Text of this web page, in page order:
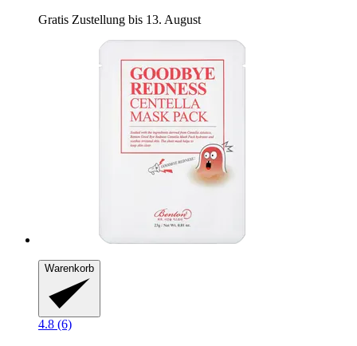
Gratis Zustellung bis 13. August
Warenkorb
4.8 (6)